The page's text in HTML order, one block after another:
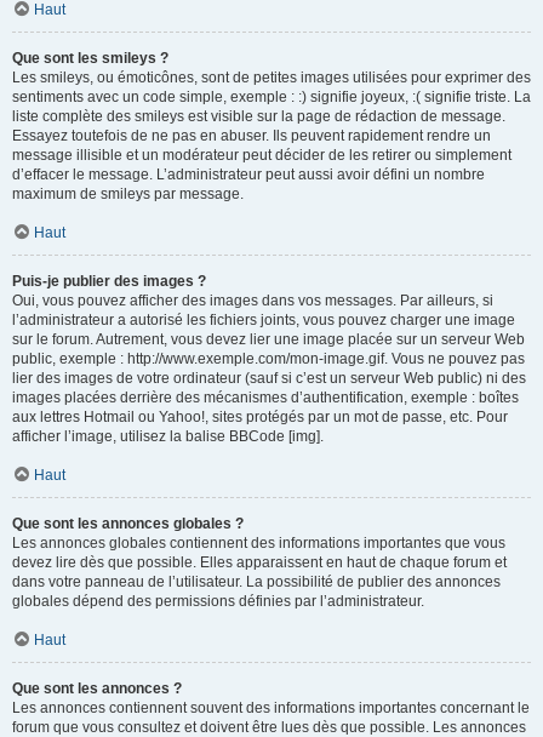
Haut
Que sont les smileys ?
Les smileys, ou émoticônes, sont de petites images utilisées pour exprimer des
sentiments avec un code simple, exemple : :) signifie joyeux, :( signifie triste. La
liste complète des smileys est visible sur la page de rédaction de message.
Essayez toutefois de ne pas en abuser. Ils peuvent rapidement rendre un
message illisible et un modérateur peut décider de les retirer ou simplement
d’effacer le message. L’administrateur peut aussi avoir défini un nombre
maximum de smileys par message.
Haut
Puis-je publier des images ?
Oui, vous pouvez afficher des images dans vos messages. Par ailleurs, si
l’administrateur a autorisé les fichiers joints, vous pouvez charger une image
sur le forum. Autrement, vous devez lier une image placée sur un serveur Web
public, exemple : http://www.exemple.com/mon-image.gif. Vous ne pouvez pas
lier des images de votre ordinateur (sauf si c’est un serveur Web public) ni des
images placées derrière des mécanismes d’authentification, exemple : boîtes
aux lettres Hotmail ou Yahoo!, sites protégés par un mot de passe, etc. Pour
afficher l’image, utilisez la balise BBCode [img].
Haut
Que sont les annonces globales ?
Les annonces globales contiennent des informations importantes que vous
devez lire dès que possible. Elles apparaissent en haut de chaque forum et
dans votre panneau de l’utilisateur. La possibilité de publier des annonces
globales dépend des permissions définies par l’administrateur.
Haut
Que sont les annonces ?
Les annonces contiennent souvent des informations importantes concernant le
forum que vous consultez et doivent être lues dès que possible. Les annonces